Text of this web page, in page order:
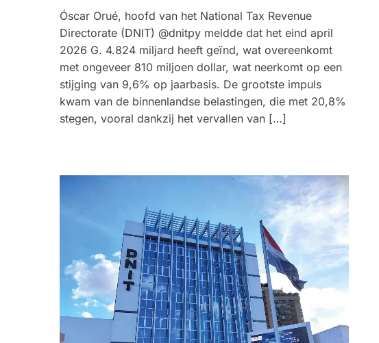
Óscar Orué, hoofd van het National Tax Revenue
Directorate (DNIT) @dnitpy meldde dat het eind april
2026 G. 4.824 miljard heeft geïnd, wat overeenkomt
met ongeveer 810 miljoen dollar, wat neerkomt op een
stijging van 9,6% op jaarbasis. De grootste impuls
kwam van de binnenlandse belastingen, die met 20,8%
stegen, vooral dankzij het vervallen van […]